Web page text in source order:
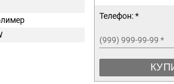
Телефон: *
(999) 999-99-99 *